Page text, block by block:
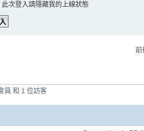
此次登入請隱藏我的上線狀態
前
員 和 1 位訪客